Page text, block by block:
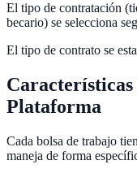
El tipo de contratación
becario) se selecciona
El tipo de contrato se
Características
Plataforma
Cada bolsa de trabajo
maneja de forma